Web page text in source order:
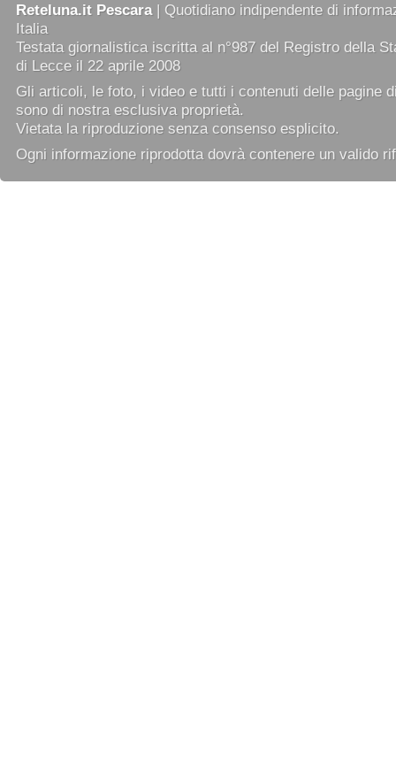
Reteluna.it Pescara| Quotidiano indipendente di
Italia
Testata giornalistica iscritta al n°987 del Registro della
di Lecce il 22 aprile 2008
Gli articoli, le foto, i video e tutti i contenuti delle pagine
sono di nostra esclusiva proprietà.
Vietata la riproduzione senza consenso esplicito.
Ogni informazione riprodotta dovrà contenere un valido